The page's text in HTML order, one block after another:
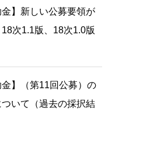
金】新しい公募要領が
次1.1版、18次1.0版
金】（第11回公募）の
いて（過去の採択結